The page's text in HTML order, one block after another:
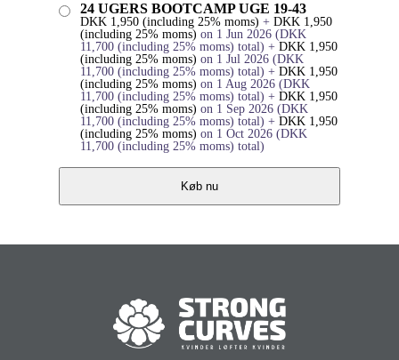
24 UGERS BOOTCAMP UGE 19-43
DKK 1,950 (including 25% moms) + DKK 1,950
(including 25% moms) on 1 Jun 2026 (DKK
11,700 (including 25% moms) total) + DKK 1,950
(including 25% moms) on 1 Jul 2026 (DKK
11,700 (including 25% moms) total) + DKK 1,950
(including 25% moms) on 1 Aug 2026 (DKK
11,700 (including 25% moms) total) + DKK 1,950
(including 25% moms) on 1 Sep 2026 (DKK
11,700 (including 25% moms) total) + DKK 1,950
(including 25% moms) on 1 Oct 2026 (DKK
11,700 (including 25% moms) total)
Køb nu